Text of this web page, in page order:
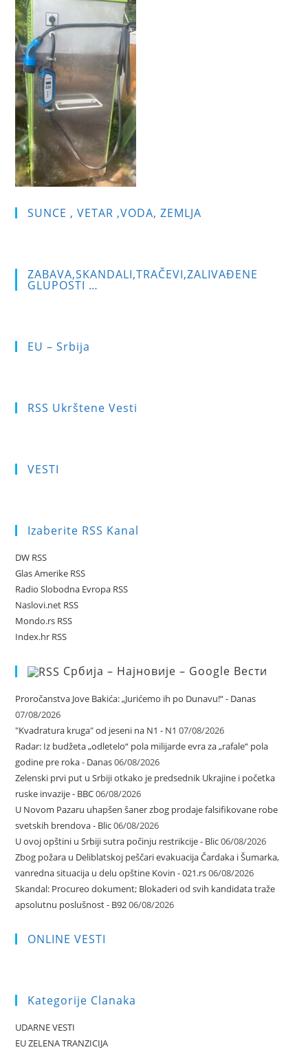
SUNCE , VETAR ,VODA, ZEMLJA
ZABAVA,SKANDALI,TRAČEVI,ZALIVAĐENE
GLUPOSTI …
EU – Srbija
RSS Ukrštene Vesti
VESTI
Izaberite RSS Kanal
DW RSS
Glas Amerike RSS
Radio Slobodna Evropa RSS
Naslovi.net RSS
Mondo.rs RSS
Index.hr RSS
Србија – Најновије – Google Вести
Proročanstva Jove Bakića: „Jurićemo ih po Dunavu!“ - Danas
07/08/2026
"Kvadratura kruga" od jeseni na N1 - N1 07/08/2026
Radar: Iz budžeta „odletelo“ pola milijarde evra za „rafale“ pola
godine pre roka - Danas06/08/2026
Zelenski prvi put u Srbiji otkako je predsednik Ukrajine i početka
ruske invazije - BBC06/08/2026
U Novom Pazaru uhapšen šaner zbog prodaje falsifikovane robe
svetskih brendova - Blic06/08/2026
U ovoj opštini u Srbiji sutra počinju restrikcije - Blic06/08/2026
Zbog požara u Deliblatskoj peščari evakuacija Čardaka i Šumarka,
vanredna situacija u delu opštine Kovin - 021.rs06/08/2026
Skandal: Procureo dokument; Blokaderi od svih kandidata traže
apsolutnu poslušnost - B9206/08/2026
ONLINE VESTI
Kategorije Clanaka
UDARNE VESTI
EU ZELENA TRANZICIJA